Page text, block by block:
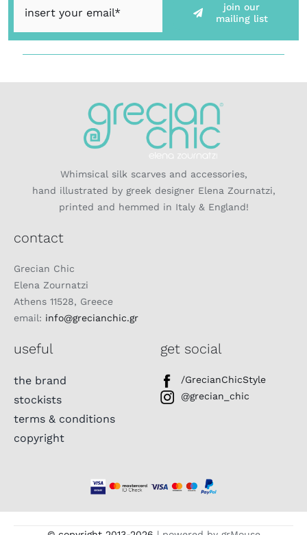
join our
mailing list
Whimsical silk scarves and accessories,
hand illustrated by greek designer Elena Zournatzi,
printed and hemmed in Italy & England!
contact
Grecian Chic
Elena Zournatzi
Athens 11528, Greece
email: info@grecianchic.gr
useful
the brand
stockists
terms & conditions
copyright
get social
/GrecianChicStyle
@grecian_chic